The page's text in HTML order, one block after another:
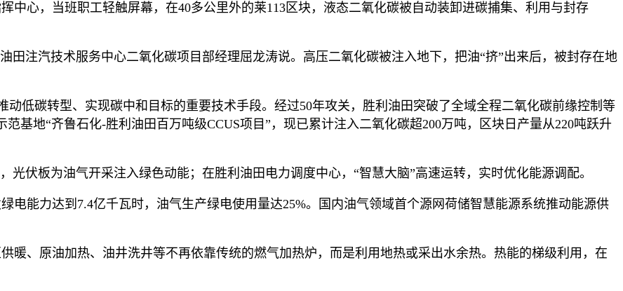
中心，当班职工轻触屏幕，在40多公里外的莱113区块，液态二氧化碳被自动装卸进碳捕集、利用与封存
田注汽技术服务中心二氧化碳项目部经理屈龙涛说。高压二氧化碳被注入地下，把油“挤”出来后，被封存在地
动低碳转型、实现碳中和目标的重要技术手段。经过50年攻关，胜利油田突破了全域全程二氧化碳前缘控制等
基地“齐鲁石化-胜利油田百万吨级CCUS项目”，现已累计注入二氧化碳超200万吨，区块日产量从220吨跃升
光伏板为油气开采注入绿色动能；在胜利油田电力调度中心，“智慧大脑”高速运转，实时优化能源调配。
电能力达到7.4亿千瓦时，油气生产绿电使用量达25%。国内油气领域首个源网荷储智慧能源系统推动能源供
暖、原油加热、油井洗井等不再依靠传统的燃气加热炉，而是利用地热或采出水余热。热能的梯级利用，在